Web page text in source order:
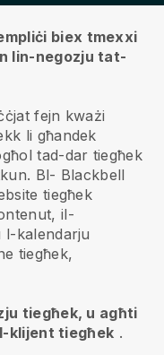
biex tmexxi
lin-negozju tat-
fejn kważi
li għandek
tad-dar tiegħek
Bl- Blackbell
tiegħek
il-
l-kalendarju
tiegħek,
tiegħek, u agħti
klijent tiegħek .